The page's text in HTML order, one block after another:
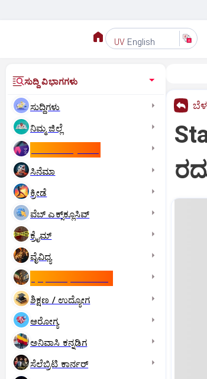
UV English
ಸುದ್ದಿ ವಿಭಾಗಗಳು
ಸುದ್ದಿಗಳು
ನಿಮ್ಮ ಜಿಲ್ಲೆ
ಸಿನೆಮಾ
ಕ್ರೀಡೆ
ವೆಬ್ ಎಕ್ಸ್‌ಕ್ಲೂಸಿವ್
ಕ್ರೈಮ್
ವೈವಿಧ್ಯ
ಶಿಕ್ಷಣ / ಉದ್ಯೋಗ
ಆರೋಗ್ಯ
ಅನಿವಾಸಿ ಕನ್ನಡಿಗ
ಸೆಲೆಬ್ರಿಟಿ ಕಾರ್ನರ್‌